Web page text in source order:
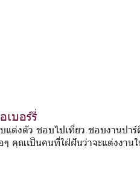
เบอร์รี่
ต่งตัว ชอบไปเที่ยว ชอบงานปา
คุณเป็นคนที่ใฝ่ฝันว่าจะแต่งงานใ